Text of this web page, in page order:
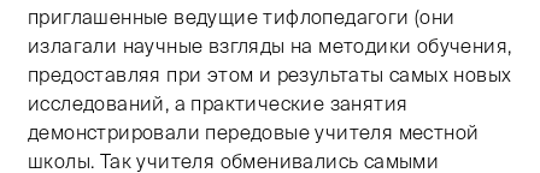
приглашенные ведущие тифлопедагоги (они
излагали научные взгляды на методики обучения,
предоставляя при этом и результаты самых новых
исследований, а практические занятия
демонстрировали передовые учителя местной
школы. Так учителя обменивались самыми